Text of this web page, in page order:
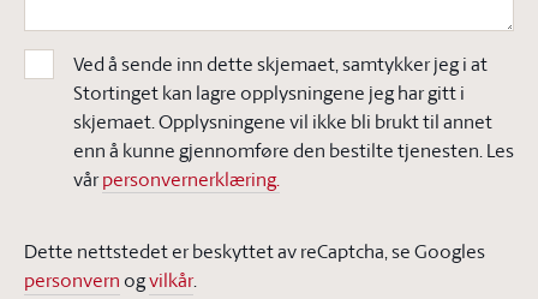
Ved å sende inn dette skjemaet, samtykker jeg i at
Stortinget kan lagre opplysningene jeg har gitt i
skjemaet. Opplysningene vil ikke bli brukt til annet
enn å kunne gjennomføre den bestilte tjenesten. Les
vårpersonvernerklæring.
Dette nettstedet er beskyttet av reCaptcha, se Googles
personvern ogvilkår.